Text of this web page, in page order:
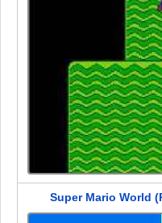
Super Mario World